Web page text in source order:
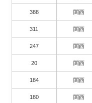
388 関西
311 関西
247 関西
20 関西
184 関西
180 関西